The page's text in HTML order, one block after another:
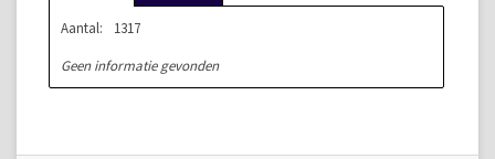
Aantal:
1317
Geen informatie gevonden